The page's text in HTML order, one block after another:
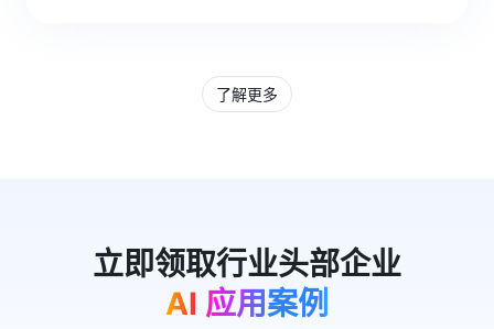
了解更多
AI 应用案例